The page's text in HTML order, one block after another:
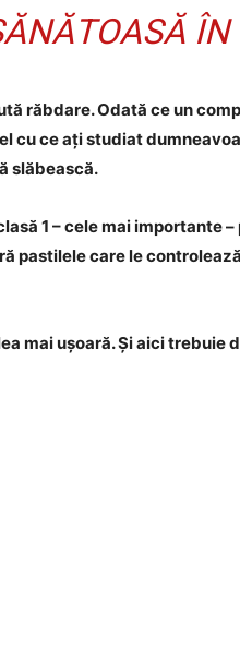
ÎN
răbdare. Odată ce un
cu ce ați studiat
slăbească.
1 – cele mai
pastilele care le
mai ușoară. Și aici